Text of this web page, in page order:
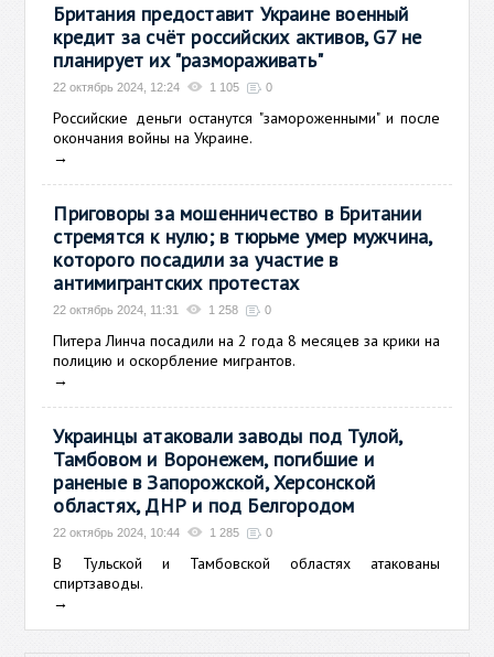
Британия предоставит Украине военный
кредит за счёт российских активов, G7 не
планирует их "размораживать"
22 октябрь 2024, 12:24 1 105 0
Российские деньги останутся "замороженными" и после
окончания войны на Украине.
→
Приговоры за мошенничество в Британии
стремятся к нулю; в тюрьме умер мужчина,
которого посадили за участие в
антимигрантских протестах
22 октябрь 2024, 11:31 1 258 0
Питера Линча посадили на 2 года 8 месяцев за крики на
полицию и оскорбление мигрантов.
→
Украинцы атаковали заводы под Тулой,
Тамбовом и Воронежем, погибшие и
раненые в Запорожской, Херсонской
областях, ДНР и под Белгородом
22 октябрь 2024, 10:44 1 285 0
В Тульской и Тамбовской областях атакованы
спиртзаводы.
→